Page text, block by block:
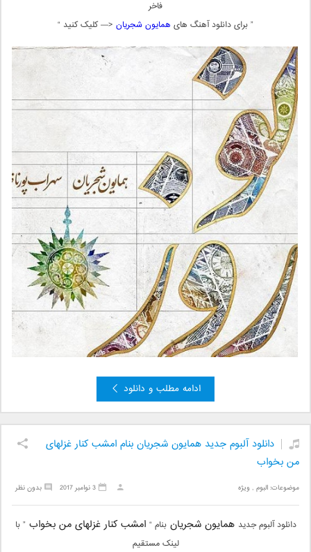
فاخر
” برای دانلود آهنگ های همایون شجریان <— کلیک کنید “
ادامه مطلب و دانلود
دانلود آلبوم جدید همایون شجریان بنام امشب کنار غزلهای
من بخواب
موضوعات:البوم ,ویژه بدون نظر 3 نوامبر 2017
دانلود آلبوم جدید همایون شجریانبنام “ امشب کنار غزلهای من بخواب” با
لینک مستقیم